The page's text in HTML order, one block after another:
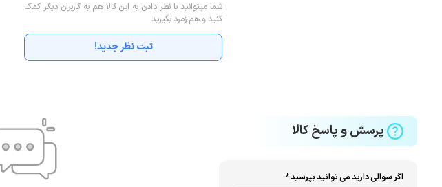
شما میتوانید با نظر دادن به این کالا هم به کاربران دیگر کمک
کنید و هم زمرد بگیرید
ثبت نظر جدید!
پرسش و پاسخ کالا
اگر سوالی دارید می توانید بپرسید *